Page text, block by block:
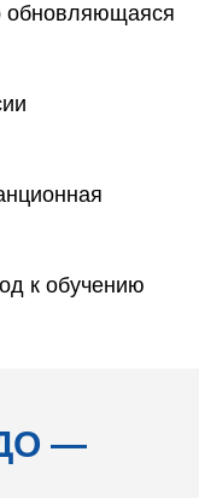
обновляющаяся
к обучению
—